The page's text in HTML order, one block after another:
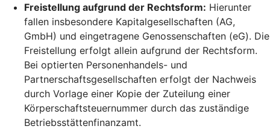
Freistellung aufgrund der Rechtsform: Hierunter
fallen insbesondere Kapitalgesellschaften (AG,
GmbH) und eingetragene Genossenschaften (eG). Die
Freistellung erfolgt allein aufgrund der Rechtsform.
Bei optierten Personenhandels- und
Partnerschaftsgesellschaften erfolgt der Nachweis
durch Vorlage einer Kopie der Zuteilung einer
Körperschaftsteuernummer durch das zuständige
Betriebsstättenfinanzamt.